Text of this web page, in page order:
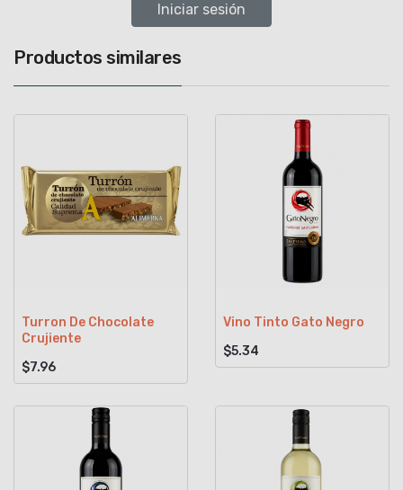
Iniciar sesión
Productos similares
Turron De Chocolate
Crujiente
$7.96
Vino Tinto Gato Negro
$5.34